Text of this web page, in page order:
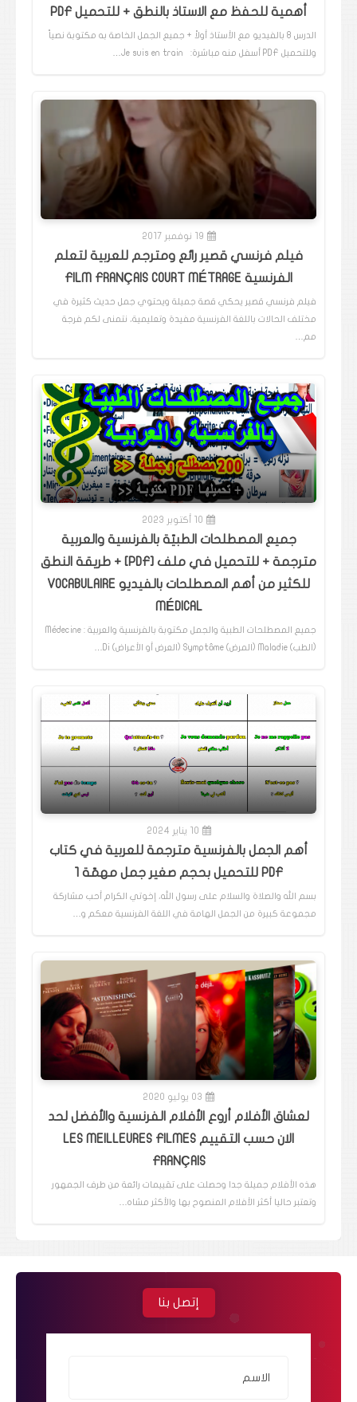
أهمية للحفظ مع الاستاذ بالنطق + للتحميل PDF
الدرس 8 بالفيديو مع الأستاذ أولاً + جميع الجمل الخاصة به مكتوبة نصياً
وللتحميل PDF أسفل منه مباشرة: Je suis en train…
19 نوفمبر 2017
فيلم فرنسي قصير رائع ومترجم للعربية لتعلم
الفرنسية FILM FRANÇAIS COURT MÉTRAGE
فيلم فرنسي قصير يحكي قصة جميلة ويحتوي جمل حديث كثيرة في
مختلف الحالات باللغة الفرنسية مفيدة وتعليمية، نتمنى لكم فرجة
مم…
10 أكتوبر 2023
جميع المصطلحات الطبيّة بالفرنسية والعربية
مترجمة + للتحميل في ملف [PDF] + طريقة النطق
للكثير من أهم المصطلحات بالفيديو VOCABULAIRE
MÉDICAL
جميع المصطلحات الطبية والجمل مكتوبة بالفرنسية والعربية : Médecine
(الطب) Maladie (المرض) Symptôme (العرض أو الأعراض) Di…
10 يناير 2024
أهم الجمل بالفرنسية مترجمة للعربية في كتاب
PDF للتحميل بحجم صغير جمل مهمّة 1
بسم الله والصلاة والسلام على رسول الله، إخوتي الكرام أحب مشاركة
مجموعة كبيرة من الجمل الهامة في اللغة الفرنسية معكم و…
03 يوليو 2020
لعشاق الأفلام أروع الأفلام الفرنسية والأفضل لحد
الان حسب التقييم LES MEILLEURES FILMES
FRANÇAIS
هذه الأفلام جميلة جدا وحصلت على تقييمات رائعة من طرف الجمهور
وتعتبر حاليا أكثر الأفلام المنصوح بها والأكثر مشاه…
إتصل بنا
الاسم